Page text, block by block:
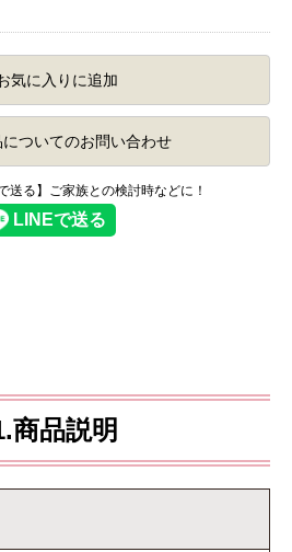
気に入りに追加
についてのお問い合わせ
送る】ご家族との検討時などに！
商品説明